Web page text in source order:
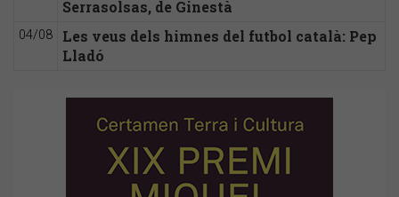
Serrasolsas, de Ginestà
04/08
Les veus dels himnes del futbol català: Pep
Lladó